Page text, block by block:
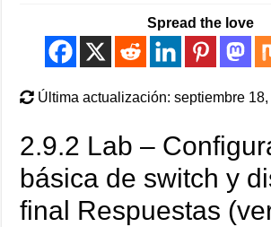
Spread the love
Última actualización: septiembre 18,
2.9.2 Lab –
básica de switch y
final Respuestas